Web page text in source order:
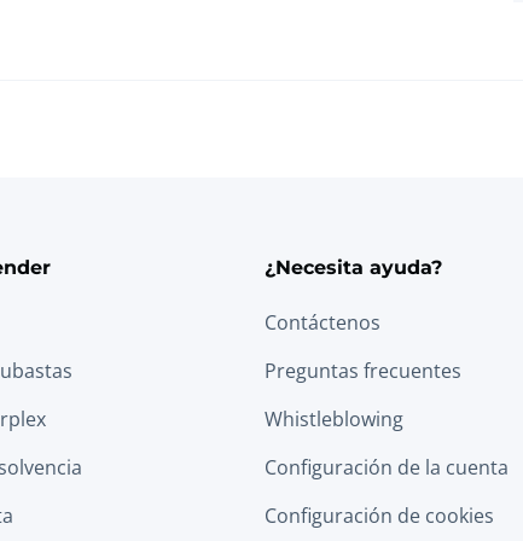
¿Necesita ayuda?
Contáctenos
Preguntas frecuentes
Whistleblowing
Configuración de la cuenta
Configuración de cookies